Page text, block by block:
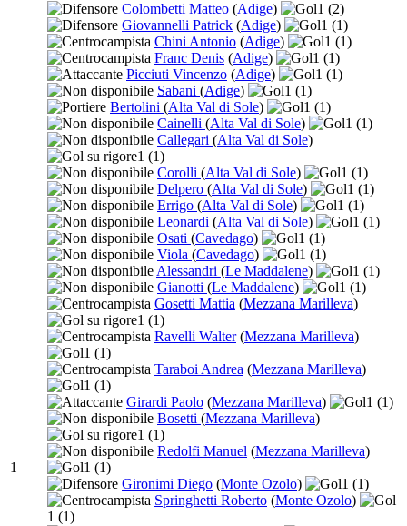
1
Colombetti Matteo (Adige) 1 (2)
Giovannelli Patrick (Adige) 1 (1)
Chini Antonio (Adige) 1 (1)
Franc Denis (Adige) 1 (1)
Picciuti Vincenzo (Adige) 1 (1)
Sabani (Adige) 1 (1)
Bertolini (Alta Val di Sole) 1 (1)
Cainelli (Alta Val di Sole) 1 (1)
Callegari (Alta Val di Sole)
1 (1)
Corolli (Alta Val di Sole) 1 (1)
Delpero (Alta Val di Sole) 1 (1)
Errigo (Alta Val di Sole) 1 (1)
Leonardi (Alta Val di Sole) 1 (1)
Osati (Cavedago) 1 (1)
Viola (Cavedago) 1 (1)
Alessandri (Le Maddalene) 1 (1)
Gianotti (Le Maddalene) 1 (1)
Gosetti Mattia (Mezzana Marilleva)
1 (1)
Ravelli Walter (Mezzana Marilleva)
1 (1)
Taraboi Andrea (Mezzana Marilleva)
1 (1)
Girardi Paolo (Mezzana Marilleva) 1 (1)
Bosetti (Mezzana Marilleva)
1 (1)
Redolfi Manuel (Mezzana Marilleva)
1 (1)
Gironimi Diego (Monte Ozolo) 1 (1)
Springhetti Roberto (Monte Ozolo)
1 (1)